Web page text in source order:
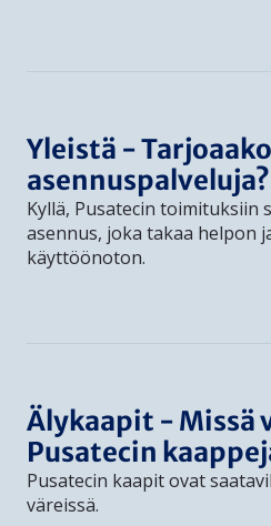
Yleistä -
asennuspalveluja?
Kyllä, Pusatecin toimituksiin
asennus, joka takaa helpon
käyttöönoton.
Älykaapit - Missä
Pusatecin
Pusatecin kaapit ovat
väreissä.